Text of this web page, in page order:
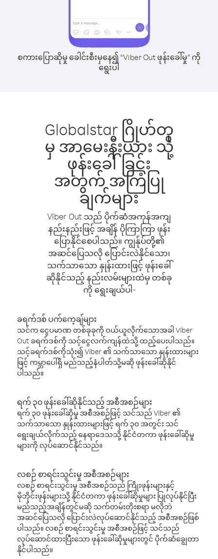
စကားပြောဆိုမှု ခေါင်းစီးမှနေ၍ “Viber Out ဖုန်းခေါ်မှု” ကို
ရွေးပါ
Globalstar ဂြိုဟ်တု
မှ အာမေးနီးယား သို့
ဖုန်းခေါ်ခြင်း
အတွက် အကြံပြု
ချက်များ
Viber Out သည် ပိုက်ဆံအကုန်အကျ
နည်းနည်းဖြင့် အချိန် ပိုကြာကြာ ဖုန်း
ပြောနိုင်စေပါသည်။ ကျွန်ုပ်တို့၏
အဆင်ပြေသလို ပြောင်းလဲနိုင်သော၊
သက်သာသော နှုန်းထားဖြင့် ဖုန်းခေါ်
ဆိုနိုင်သည့် နည်းလမ်းများထဲမှ တစ်ခု
ကို ရွေးချယ်ပါ-
ခရက်ဒစ် ပက်ကေ့ချ်များ
သင်က ငွေပမာဏ တစ်ခုခုကို ဝယ်ယူလိုက်သောအခါ Viber
Out ခရက်ဒစ်ကို သင့်ငွေလက်ကျန်ထဲသို့ ထည့်ပေးပါသည်။
သင့်ခရက်ဒစ်ကိုသုံး၍ Viber ၏ သက်သာသော နှုန်းထားများ
ဖြင့် ကမ္ဘာပေါ်ရှိ မည်သည့်နံပါတ်သို့မဆို ဖုန်းခေါ်ဆိုနိုင်
ပါသည်။
ရက် ၃၀ ဖုန်းခေါ်ဆိုနိုင်သည့် အစီအစဉ်များ
ရက် ၃၀ ဖုန်းခေါ်ဆိုမှု အစီအစဉ်ဖြင့် သင်သည် Viber ၏
သက်သာသော နှုန်းထားများဖြင့် ရက် ၃၀ အတွင်း သင်
ရွေးချယ်လိုက်သည့် နေရာဒေသသို့ နိုင်ငံတကာ ဖုန်းခေါ်ဆိုမှု
များကို လုပ်ဆောင်နိုင်သည်။
လစဉ် စာရင်းသွင်းမှု အစီအစဉ်များ
လစဉ် စာရင်းသွင်းမှု အစီအစဉ်သည် ကြိုးဖုန်းများနှင့်
မိုဘိုင်းဖုန်းများသို့ နိုင်ငံတကာ ဖုန်းခေါ်ဆိုမှုများ ပြုလုပ်နိုင်ပြီး
မည်သည့်အချိန်တွင်မဆို သက်တမ်းတိုးစရာ မလိုဘဲ
အဆင်ပြေသလို ပြောင်းလဲလုပ်ဆောင်နိုင်သည့် အစီအစဉ်ဖြစ်
ပါသည်။ လစဉ် စာရင်းသွင်းမှု အစီအစဉ်ဖြင့် သင်သည်
လုပ်ဆောင်ထားပြီးသော ဖုန်းခေါ်ဆိုမှုများတွင် ပိုက်ဆံချွေတာ
နိုင်ပါသည်။